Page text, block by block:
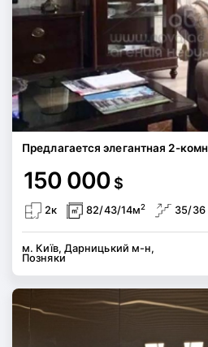
Предлагается элегантная 2-
150 000 $
2к 82/43/14м2 35/36
м. Київ, Дарницький м-н,
Позняки